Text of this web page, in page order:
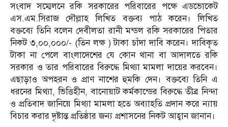
সংবাদ সম্মেলনে রকি সরকারের পরিবারের পক্ষে এডভোকেট
এস.এম.সিরাজ দৌল্লাহ লিখিত বক্তব্য পাঠ করেন। লিখিত
বক্তব্যে তিনি বলেন দেবীলতা রানী মন্ডল রকি সরকারের পিতার
নিকট ৩,০০,০০০/- (তিন লক্ষ ) টাকা চাঁদা দাবি করেন। দাবিকৃত
টাকা না পেলে বাংলাদেশের যে কোন থানা বা আদালতে রকি
সরকার ও তার পরিবারের বিরুদ্ধে মিথ্যা মামলা দায়ের করবেন।
এছাড়াও অপহরন ও প্রাণ নাশের হুমকি দেন। বক্তব্যে তিনি এ
ধরনের মিথ্যা, ভিত্তিহীন, বানোয়াট কর্মকান্ডের বিরুদ্ধে তীব্র নিন্দা
ও প্রতিবাদ জানিয়ে মিথ্যা মামলা হতে অব্যাহতি প্রদান করে ন্যায়
বিচার করার দৃষ্টান্ত প্রতিষ্ঠার জন্য প্রশাসনের নিকট আহ্বান জানান।